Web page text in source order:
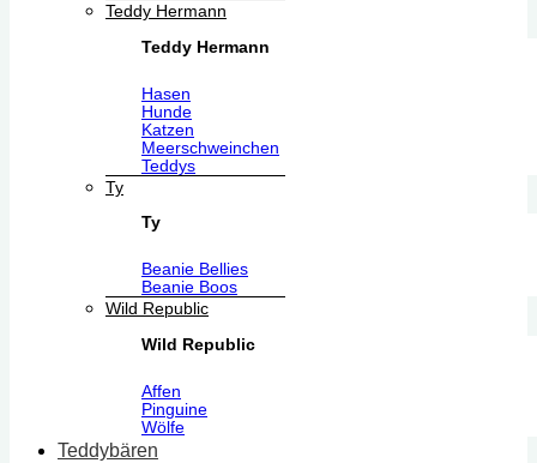
Teddy Hermann
Teddy Hermann
Hasen
Hunde
Katzen
Meerschweinchen
Teddys
Ty
Ty
Beanie Bellies
Beanie Boos
Wild Republic
Wild Republic
Affen
Pinguine
Wölfe
Teddybären